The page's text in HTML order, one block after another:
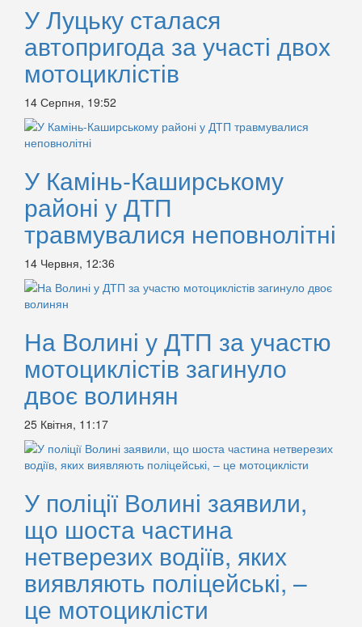
У Луцьку сталася
автопригода за участі двох
мотоциклістів
14 Серпня, 19:52
У Камінь-Каширському
районі у ДТП
травмувалися неповнолітні
14 Червня, 12:36
На Волині у ДТП за участю
мотоциклістів загинуло
двоє волинян
25 Квітня, 11:17
У поліції Волині заявили,
що шоста частина
нетверезих водіїв, яких
виявляють поліцейські, –
це мотоциклісти